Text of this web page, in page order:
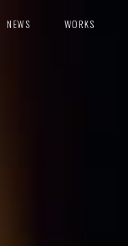
NEWS WORKS